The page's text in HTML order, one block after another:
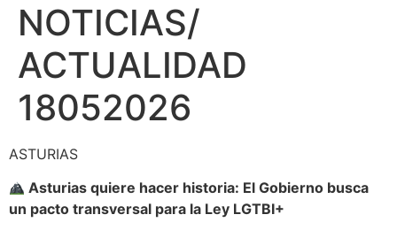
NOTICIAS/
ACTUALIDAD
18052026
ASTURIAS
Asturias quiere hacer historia: El Gobierno busca
un pacto transversal para la Ley LGTBI+